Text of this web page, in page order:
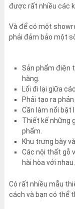
được rất nhiều các
Và để có một
phải đảm bảo một
Sản phẩm điện
hàng.
Lối đi lại giữa
Phải tạo ra
Cần làm nổi bật
Thiết kế những
phẩm.
Khu trưng bày
Các nội thất gỗ
hài hòa với nhau.
Có rất nhiều mẫu
cách và bạn có thể